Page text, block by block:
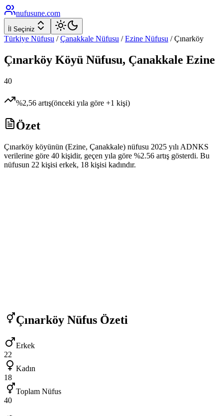
nufusune.com
İl Seçiniz
Türkiye Nüfusu / Çanakkale Nüfusu / Ezine Nüfusu /Çınarköy
Çınarköy Köyü Nüfusu, Çanakkale Ezine
40
%2,56 artış(önceki yıla göre +1 kişi)
Özet
Çınarköy köyünün (Ezine, Çanakkale) nüfusu 2025 yılı ADNKS
verilerine göre 40 kişidir, geçen yıla göre %2.56 artış gösterdi. Bu
nüfusun 22 kişisi erkek, 18 kişisi kadındır.
Çınarköy Nüfus Özeti
Erkek
22
Kadın
18
Toplam Nüfus
40